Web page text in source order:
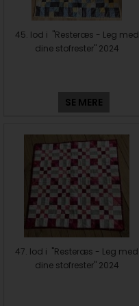
45. lod i "Resteræs - Leg med
dine stofrester" 2024
SE MERE
47. lod i "Resteræs - Leg med
dine stofrester" 2024